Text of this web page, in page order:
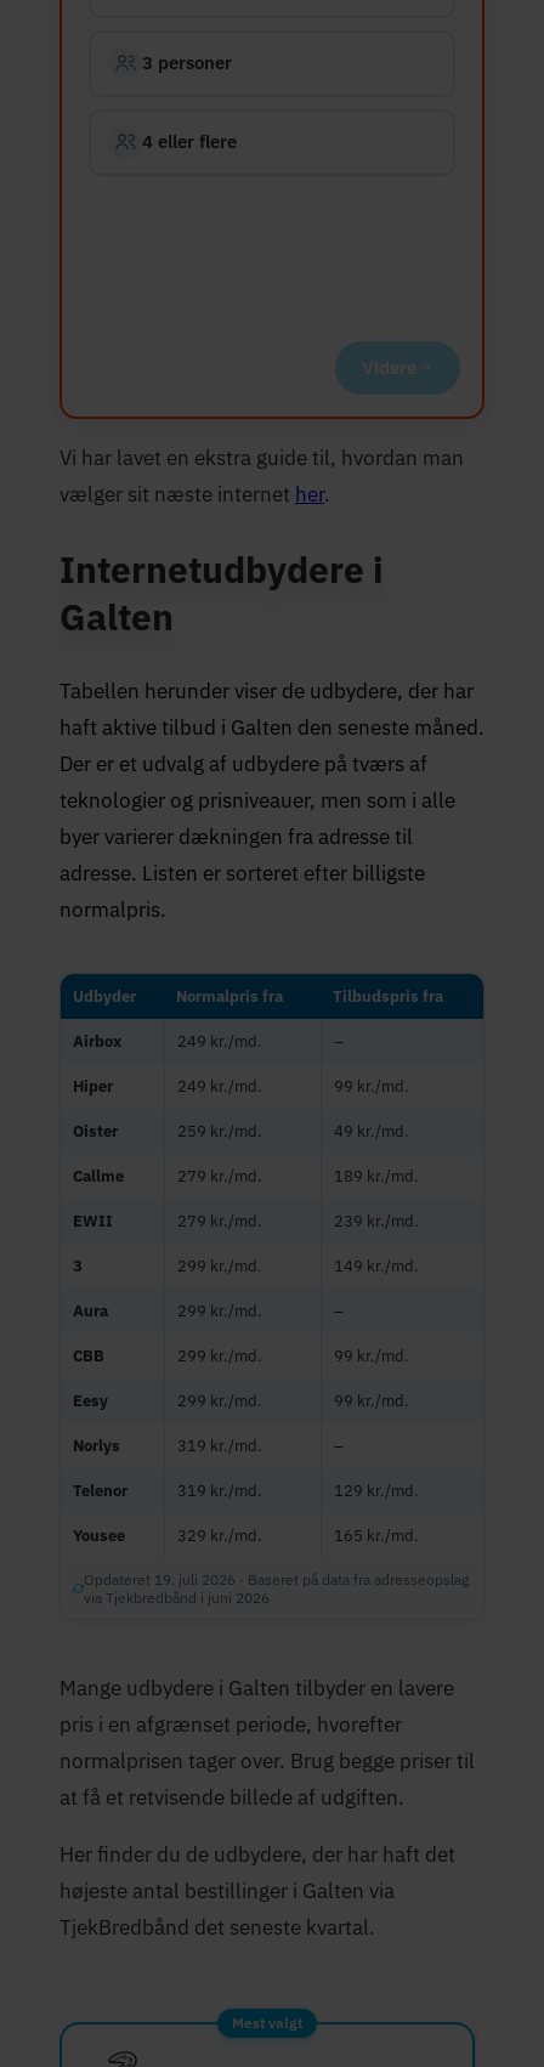
3 personer
4 eller flere
Videre
Vi har lavet en ekstra guide til, hvordan man
vælger sit næste internet her.
Internetudbydere i
Galten
Tabellen herunder viser de udbydere, der har
haft aktive tilbud i Galten den seneste måned.
Der er et udvalg af udbydere på tværs af
teknologier og prisniveauer, men som i alle
byer varierer dækningen fra adresse til
adresse. Listen er sorteret efter billigste
normalpris.
Udbyder Normalpris fra Tilbudspris fra
Airbox 249 kr./md. –
Hiper 249 kr./md. 99 kr./md.
Oister 259 kr./md. 49 kr./md.
Callme 279 kr./md. 189 kr./md.
EWII 279 kr./md. 239 kr./md.
3 299 kr./md. 149 kr./md.
Aura 299 kr./md. –
CBB 299 kr./md. 99 kr./md.
Eesy 299 kr./md. 99 kr./md.
Norlys 319 kr./md. –
Telenor 319 kr./md. 129 kr./md.
Yousee 329 kr./md. 165 kr./md.
Opdateret 19. juli 2026 · Baseret på data fra adresseopslag
via Tjekbredbånd i juni 2026
Mange udbydere i Galten tilbyder en lavere
pris i en afgrænset periode, hvorefter
normalprisen tager over. Brug begge priser til
at få et retvisende billede af udgiften.
Her finder du de udbydere, der har haft det
højeste antal bestillinger i Galten via
TjekBredbånd det seneste kvartal.
Mest valgt